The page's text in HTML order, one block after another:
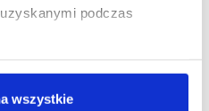
podczas
wszystkie